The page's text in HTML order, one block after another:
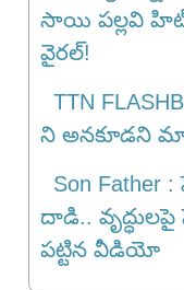
సాయి పల్లవి హిట్
వైరల్!
TTN
ని అనకూడని
Son Father
దాడి.. వృద్ధులపై
పట్టిన వీడియో